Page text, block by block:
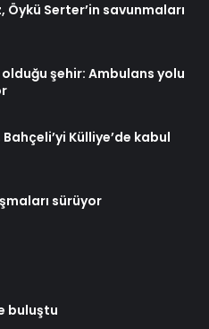
Öykü Serter’in savunmaları
şehir: Ambulans yolu
Külliye’de kabul
sürüyor
buluştu